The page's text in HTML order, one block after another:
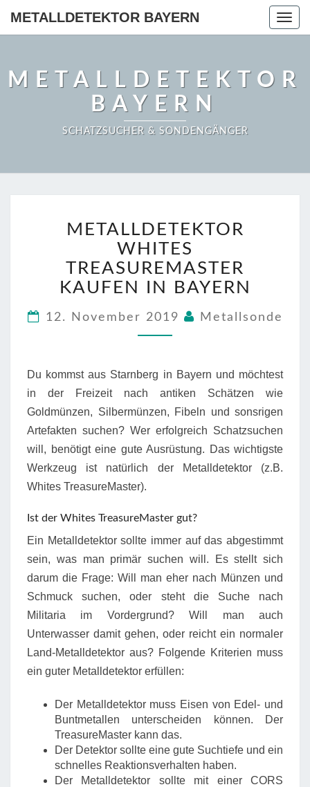
METALLDETEKTOR BAYERN
METALLDETEKTOR
BAYERN
SCHATZSUCHER & SONDENGÄNGER
WHITES
TREASUREMASTER
KAUFEN
IN
BAYERN
METALLDETEKTOR
WHITES
TREASUREMASTER
KAUFEN IN BAYERN
12. November 2019 Metallsonde
Du kommst aus Starnberg in Bayern und möchtest
in der Freizeit nach antiken Schätzen wie
Goldmünzen, Silbermünzen, Fibeln und sonsrigen
Artefakten suchen? Wer erfolgreich Schatzsuchen
will, benötigt eine gute Ausrüstung. Das wichtigste
Werkzeug ist natürlich der Metalldetektor (z.B.
Whites TreasureMaster).
Ist der Whites TreasureMaster gut?
Ein Metalldetektor sollte immer auf das abgestimmt
sein, was man primär suchen will. Es stellt sich
darum die Frage: Will man eher nach Münzen und
Schmuck suchen, oder steht die Suche nach
Militaria im Vordergrund? Will man auch
Unterwasser damit gehen, oder reicht ein normaler
Land-Metalldetektor aus? Folgende Kriterien muss
ein guter Metalldetektor erfüllen:
Der Metalldetektor muss Eisen von Edel- und
Buntmetallen unterscheiden können. Der
TreasureMaster kann das.
Der Detektor sollte eine gute Suchtiefe und ein
schnelles Reaktionsverhalten haben.
Der Metalldetektor sollte mit einer CORS